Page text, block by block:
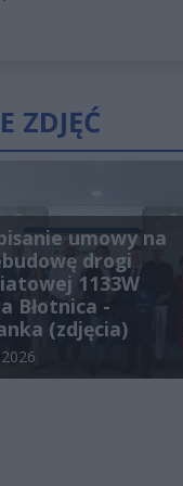
ZDJĘĆ
umowy na
drogi
1133W
Błotnica -
(zdjęcia)
galerii: